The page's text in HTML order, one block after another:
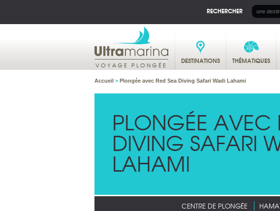
RECHERCHER
VOYAGE PLONGÉE DESTINATIONS THÉMATIQUES
Accueil > Plongée avec Red Sea Diving Safari Wadi Lahami
PLONGÉE AVEC
DIVING SAFARI
LAHAMI
CENTRE DE PLONGÉE